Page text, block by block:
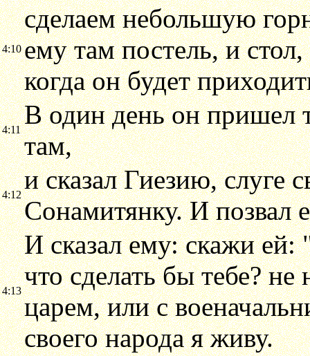
4:10
сделаем небольшую
ему там постель, и
когда он будет
4:11
В один день он пришел
там,
4:12
и сказал Гиезию, слуге
Сонамитянку. И позвал
4:13
И сказал ему: скажи ей:
что сделать бы тебе?
царем, или с
своего народа я живу.